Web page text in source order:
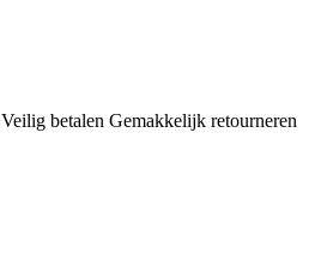
Veilig betalen Gemakkelijk retourneren